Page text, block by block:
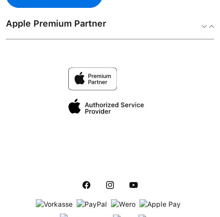
Apple Premium Partner